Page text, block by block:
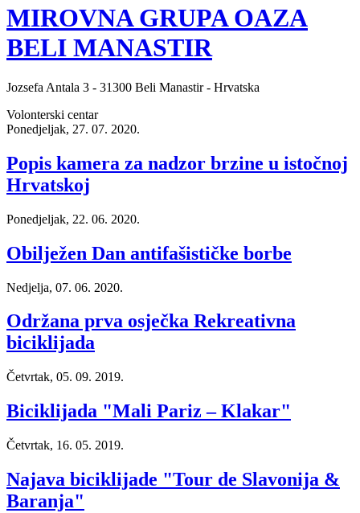
MIROVNA GRUPA OAZA
BELI MANASTIR
Jozsefa Antala 3 - 31300 Beli Manastir - Hrvatska
Volonterski centar
Ponedjeljak, 27. 07. 2020.
Popis kamera za nadzor brzine u istočnoj
Hrvatskoj
Ponedjeljak, 22. 06. 2020.
Obilježen Dan antifašističke borbe
Nedjelja, 07. 06. 2020.
Održana prva osječka Rekreativna
biciklijada
Četvrtak, 05. 09. 2019.
Biciklijada "Mali Pariz – Klakar"
Četvrtak, 16. 05. 2019.
Najava biciklijade "Tour de Slavonija &
Baranja"